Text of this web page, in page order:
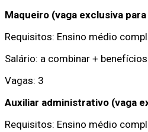
Maqueiro (vaga exclusiva para
Requisitos: Ensino médio
Salário: a combinar + benefícios
Vagas: 3
Auxiliar administrativo (vaga
Requisitos: Ensino médio